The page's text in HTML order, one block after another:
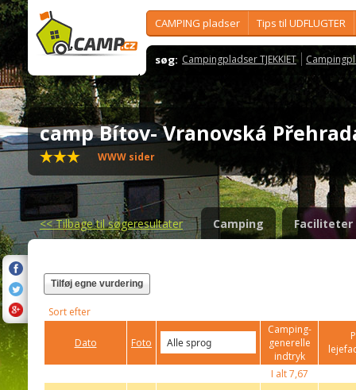
CAMPING pladser Tips til UDFLUGTER
søg: Campingpladser TJEKKIET
camp Bítov- Vranovská
WWW sider
<<Tilbage til søgeresultater Camping Faciliteter
Tilføj egne vurdering
Sort efter
Dato Foto
Camping-
generelle
indtryk
I alt7,67